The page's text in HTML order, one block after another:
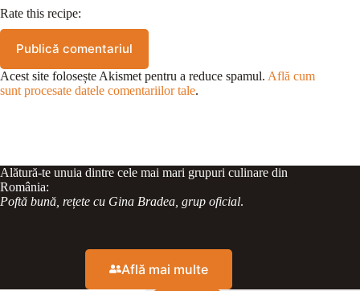
Rate this recipe:
Publică comentariul
Acest site folosește Akismet pentru a reduce spamul. Află cum
sunt procesate datele comentariilor tale.
Alătură-te unuia dintre cele mai mari grupuri culinare din
România:
Poftă bună, rețete cu Gina Bradea, grup oficial.
Află mai multe